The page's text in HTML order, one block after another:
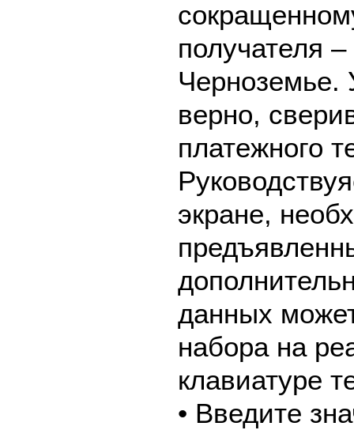
получателя
Черноземье.
верно,
платежного
экране,
данных
набора на
клавиатуре
• Введите